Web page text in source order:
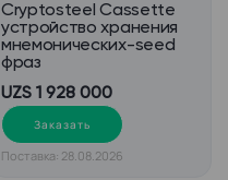
Cryptosteel Cassette
устройство хранения
мнемонических-seed
фраз
UZS 1 928 000
Заказать
Поставка: 28.08.2026